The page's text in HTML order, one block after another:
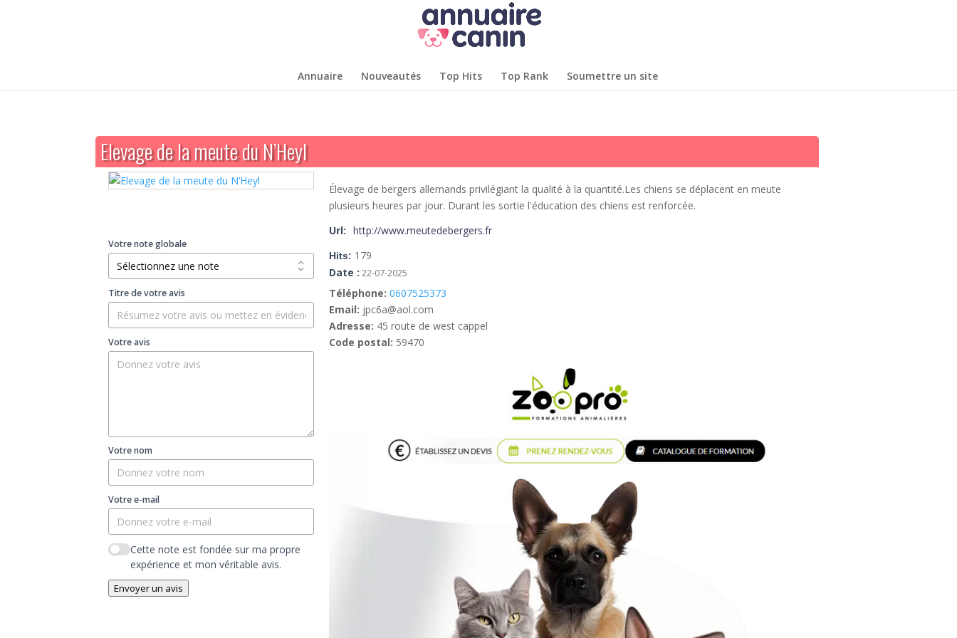
Annuaire Nouveautés Top Hits Top Rank Soumettre un site
Elevage de la meute du N’Heyl
Votre note globale
Titre de votre avis
Votre avis
Votre nom
Votre e-mail
Cette note est fondée sur ma propre
expérience et mon véritable avis.
Envoyer un avis
Élevage de bergers allemands privilégiant la qualité à la quantité.Les chiens se déplacent en meute
plusieurs heures par jour. Durant les sortie l'éducation des chiens est renforcée.
Url:
http://www.meutedebergers.fr
Hits: 179
Date : 22-07-2025
Téléphone: 0607525373
Email: jpc6a@aol.com
Adresse: 45 route de west cappel
Code postal: 59470